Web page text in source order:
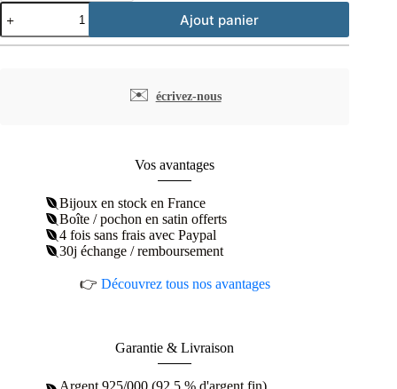
quantité
de
Boucles
Ajout panier
✉️ écrivez-nous
Vos avantages
Bijoux en stock en France
Boîte / pochon en satin offerts
4 fois sans frais avec Paypal
30j échange / remboursement
👉 Découvrez tous nos avantages
Garantie & Livraison